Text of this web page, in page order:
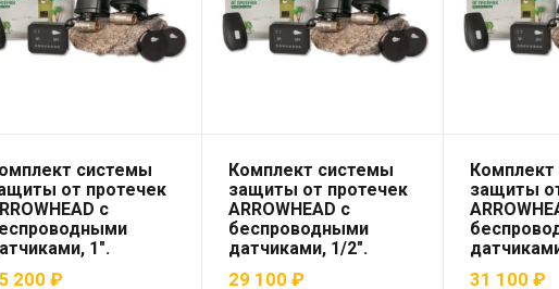
системы
от протечек
с
1″.
200 ₽
Комплект системы
защиты от протечек
ARROWHEAD с
беспроводными
датчиками, 1/2″.
29 100 ₽
защиты
31 100 ₽